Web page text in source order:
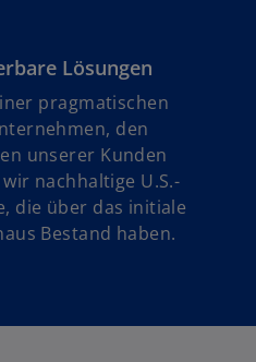
Lösungen
pragmatischen
den
unserer Kunden
nachhaltige U.S.-
die über das initiale
Bestand haben.